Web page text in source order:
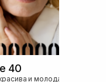
40